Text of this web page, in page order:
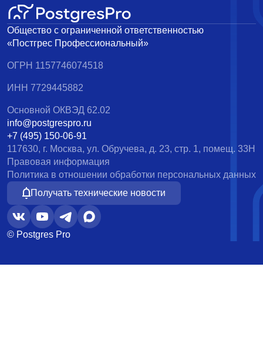
Общество с ограниченной ответственностью
«Постгрес Профессиональный»
ОГРН 1157746074518
ИНН 7729445882
Основной ОКВЭД 62.02
info@postgrespro.ru
+7 (495) 150-06-91
117630, г. Москва, ул. Обручева, д. 23, стр. 1, помещ. 33Н
Правовая информация
Политика в отношении обработки персональных данных
Получать технические новости
© Postgres Pro